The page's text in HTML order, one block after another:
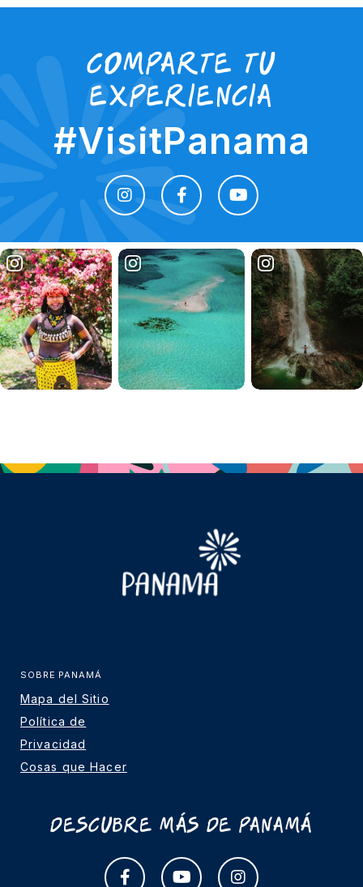
Comparte tu
experiencia
#VisitPanama
SOBRE PANAMÁ
Mapa del Sitio
Política de
Privacidad
Cosas que Hacer
Descubre más de Panamá